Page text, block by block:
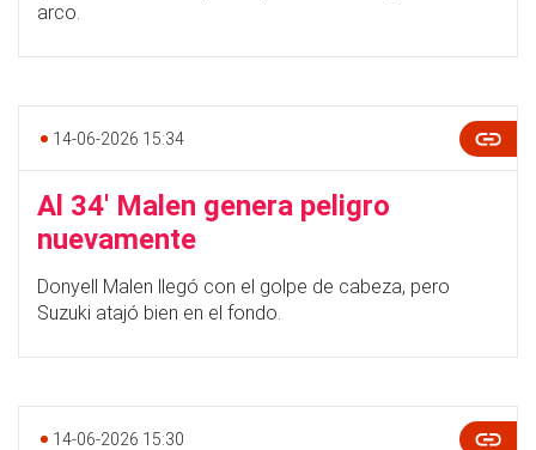
arco.
14-06-2026 15:34
Al 34' Malen genera peligro
nuevamente
Donyell Malen llegó con el golpe de cabeza, pero
Suzuki atajó bien en el fondo.
14-06-2026 15:30